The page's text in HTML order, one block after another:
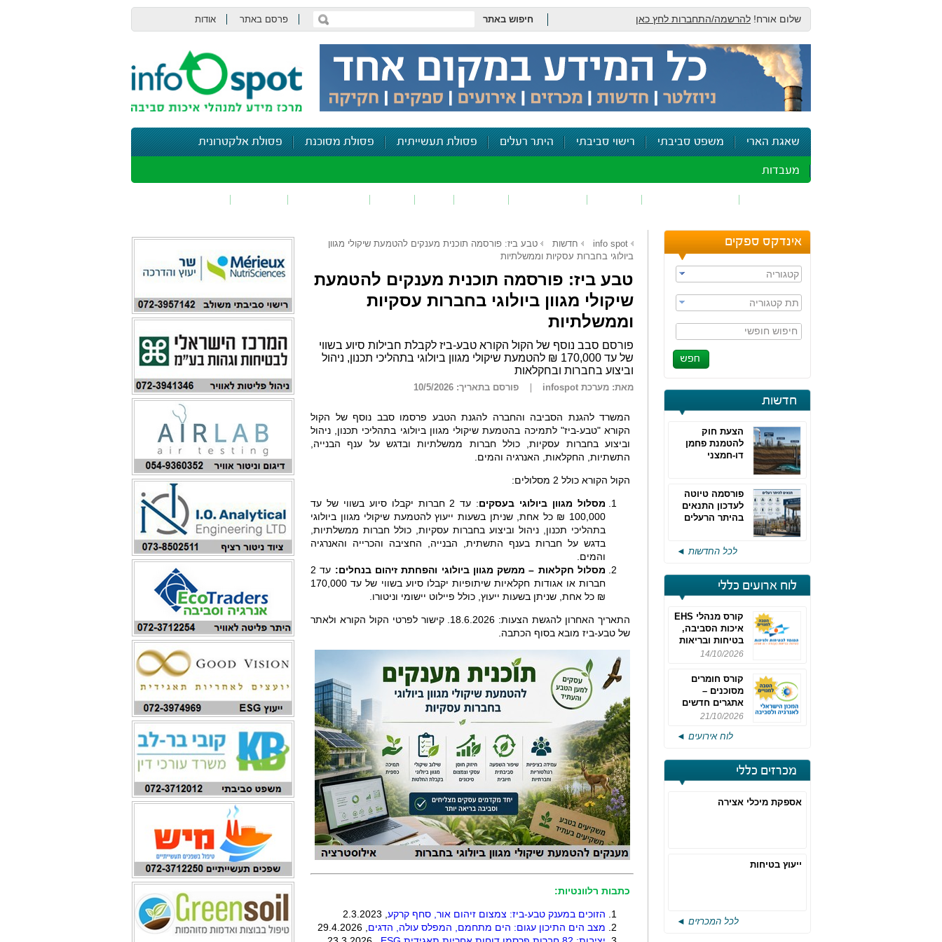
שלום אורח! להרשמה/התחברות לחץ כאן חיפוש באתר פרסם באתר אודות
שאגת הארי משפט סביבתי רישוי סביבתי היתר רעלים פסולת תעשייתית פסולת מסוכנת פסולת אלקטרונית
מעבדות
אינדקס ספקים
קטגוריה
תת קטגוריה
חיפוש חופשי
חדשות
הצעת חוק
להטמנת פחמן
דו-חמצני
פורסמה טיוטה
לעדכון התנאים
בהיתר הרעלים
לכל החדשות ◄
לוח ארועים כללי
קורס מנהלי EHS
איכות הסביבה,
בטיחות ובריאות
תעסוקתית
14/10/2026
קורס חומרים
מסוכנים –
אתגרים חדשים
והערכות לחוק
מחזור 4
21/10/2026
לוח אירועים ◄
מכרזים כללי
אספקת מיכלי אצירה
ייעוץ בטיחות
לכל המכרזים ◄
info spot חדשות
טבע ביז: פורסמה תוכנית מענקים להטמעת שיקולי מגוון
ביולוגי בחברות עסקיות וממשלתיות
טבע ביז: פורסמה תוכנית מענקים להטמעת
שיקולי מגוון ביולוגי בחברות עסקיות
וממשלתיות
פורסם סבב נוסף של הקול הקורא טבע-ביז לקבלת חבילות סיוע בשווי
של עד 170,000 ₪ להטמעת שיקולי מגוון ביולוגי בתהליכי תכנון, ניהול
וביצוע בחברות ובחקלאות
מאת: מערכת infospot פורסם בתאריך: 10/5/2026
המשרד להגנת הסביבה והחברה להגנת הטבע פרסמו סבב נוסף של הקול
הקורא "טבע-ביז" לתמיכה בהטמעת שיקולי מגוון ביולוגי בתהליכי תכנון, ניהול
וביצוע בחברות עסקיות, כולל חברות ממשלתיות ובדגש על ענף הבנייה,
התשתיות, החקלאות, האנרגיה והמים.
הקול הקורא כולל 2 מסלולים:
מסלול מגוון ביולוגי בעסקים
: עד 2 חברות יקבלו סיוע בשווי של עד
100,000 ₪ כל אחת, שניתן בשעות ייעוץ להטמעת שיקולי מגוון ביולוגי
בתהליכי תכנון, ניהול וביצוע בחברות עסקיות, כולל חברות ממשלתיות,
בדגש על חברות בענף התשתית, הבנייה, החציבה והכרייה והאנרגיה
והמים.
מסלול חקלאות – ממשק מגוון ביולוגי והפחתת זיהום בנחלים:
עד 2
חברות או אגודות חקלאיות שיתופיות יקבלו סיוע בשווי של עד 170,000
₪ כל אחת, שניתן בשעות ייעוץ, כולל פיילוט יישומי וניטורו.
התאריך האחרון להגשת הצעות: 18.6.2026. קישור לפרטי הקול הקורא ולאתר
של טבע-ביז מובא בסוף הכתבה.
כתבות רלוונטיות:
הזוכים במענק טבע-ביז: צמצום זיהום אור, סחף קרקע
מצב הים התיכון עגום: הים מתחמם, המפלס עולה, הדגים